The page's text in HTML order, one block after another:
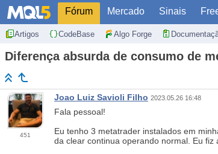
Fórum Mercado Sinais
Artigos CodeBase Algo Forge
Diferença absurda de consumo de
451
Joao Luiz Savioli Filho 2023.05.26 16:48
Fala pessoal!
Eu tenho 3 metatrader instalados em
da clear continua operando normal. Eu